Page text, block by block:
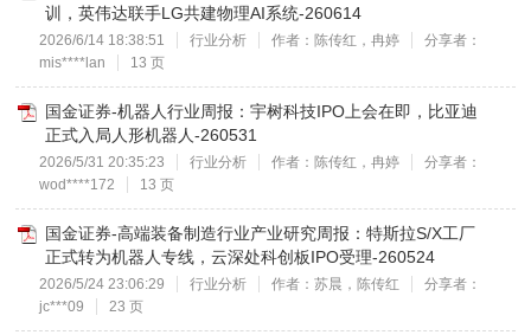
训，英伟达联手LG共建物理AI系统-260614
2026/6/14 18:38:51 行业分析 作者：陈传红，冉婷
分享者：
mis****lan
13 页
国金证券-机器人行业周报：宇树科技IPO上会在即，比亚迪
正式入局人形机器人-260531
2026/5/31 20:35:23 行业分析 作者：陈传红，冉婷
分享者：
wod****172
13 页
国金证券-高端装备制造行业产业研究周报：特斯拉S/X工厂
正式转为机器人专线，云深处科创板IPO受理-260524
2026/5/24 23:06:29 行业分析 作者：苏晨，陈传红
分享者：
jc***09
23 页